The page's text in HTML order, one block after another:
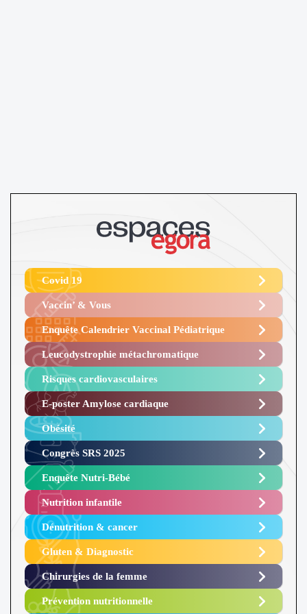
Covid 19
Vaccin’ & Vous
Enquête Calendrier Vaccinal Pédiatrique
Leucodystrophie métachromatique
Risques cardiovasculaires
E-poster Amylose cardiaque ​
Obésité ​
Congrès SRS 2025 ​
Enquête Nutri-Bébé ​
Nutrition infantile
Dénutrition & cancer
Gluten & Diagnostic
Chirurgies de la femme
Prévention nutritionnelle